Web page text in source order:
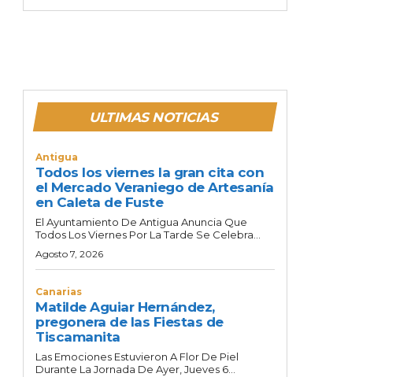
ULTIMAS NOTICIAS
Antigua
Todos los viernes la gran cita con
el Mercado Veraniego de Artesanía
en Caleta de Fuste
El Ayuntamiento De Antigua Anuncia Que
Todos Los Viernes Por La Tarde Se Celebra...
Agosto 7, 2026
Canarias
Matilde Aguiar Hernández,
pregonera de las Fiestas de
Tiscamanita
Las Emociones Estuvieron A Flor De Piel
Durante La Jornada De Ayer, Jueves 6...